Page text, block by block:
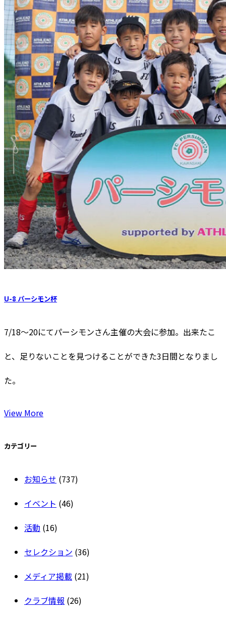
U-8 パーシモン杯
7/18〜20にてパーシモンさん主催の大会に参加。出来たこ
と、足りないことを見つけることができた3日間となりまし
た。
View More
カテゴリー
お知らせ (737)
イベント (46)
活動 (16)
セレクション (36)
メディア掲載 (21)
クラブ情報 (26)